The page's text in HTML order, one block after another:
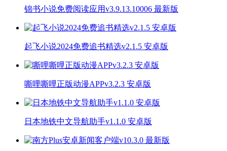
锦书小说免费阅读应用v3.9.13.10006 最新版
起飞小说2024免费追书精选v2.1.5 安卓版
嘶哩嘶哩正版动漫APPv3.2.3 安卓版
日本地铁中文导航助手v1.1.0 安卓版